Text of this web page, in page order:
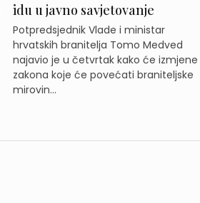
idu u javno savjetovanje
Potpredsjednik Vlade i ministar
hrvatskih branitelja Tomo Medved
najavio je u četvrtak kako će izmjene
zakona koje će povećati braniteljske
mirovin...